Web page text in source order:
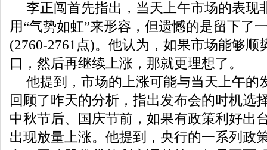
李正闯首先指出，当天上午市场的表现
用“气势如虹”来形容，但遗憾的是留下了
(2760-2761点)。他认为，如果市场能够顺
口，然后再继续上涨，那就更理想了。
他提到，市场的上涨可能与当天上午的
回顾了昨天的分析，指出发布会的时机选
中秋节后、国庆节前，如果有政策利好出
出现放量上涨。他提到，央行的一系列政